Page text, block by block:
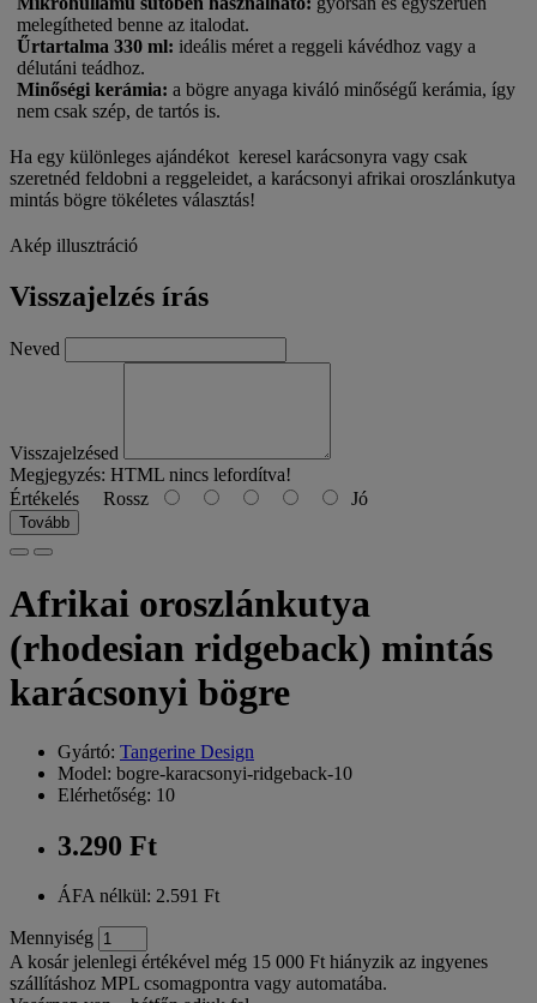
melegítheted benne az italodat.
Űrtartalma 330 ml: ideális méret a reggeli kávédhoz vagy a
délutáni teádhoz.
Minőségi kerámia: a bögre anyaga kiváló minőségű kerámia, így
nem csak szép, de tartós is.
Ha egy különleges ajándékot keresel karácsonyra vagy csak
szeretnéd feldobni a reggeleidet, a karácsonyi afrikai oroszlánkutya
mintás bögre tökéletes választás!
Akép illusztráció
Visszajelzés írás
Neved
Visszajelzésed
Megjegyzés: HTML nincs lefordítva!
Értékelés Rossz Jó
Tovább
Afrikai oroszlánkutya
(rhodesian ridgeback) mintás
karácsonyi bögre
Gyártó: Tangerine Design
Model: bogre-karacsonyi-ridgeback-10
Elérhetőség: 10
3.290 Ft
ÁFA nélkül: 2.591 Ft
Mennyiség
A kosár jelenlegi értékével még 15 000 Ft hiányzik az ingyenes
szállításhoz MPL csomagpontra vagy automatába.